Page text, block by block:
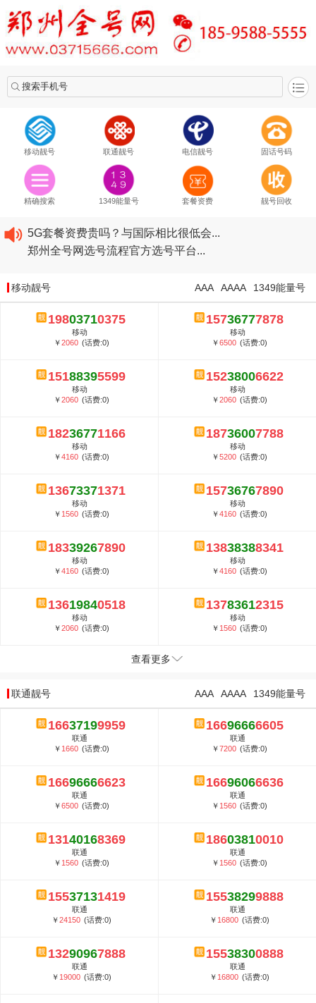
搜索手机号
移动靓号 联通靓号 电信靓号 固话号码
精确搜索 1349能量号 套餐资费 靓号回收
2020​移动最新套餐资费...
2020​联通最新套餐资费...
5G套餐资费贵吗？与国际相比很低会...
郑州全号网选号流程官方选号平台...
2020​联通最新套餐资费...
2020​电信最新套餐资费...
5G套餐资费贵吗？与国际相比很低会...
郑州全号网选号流程官方选号平台...
移动靓号 1349能量号
AAAA
AAA
19803710375
移动
￥2060 (话费:0)
15736777878
移动
￥6500 (话费:0)
15188395599
移动
￥2060 (话费:0)
15238006622
移动
￥2060 (话费:0)
18236771166
移动
￥4160 (话费:0)
18736007788
移动
￥5200 (话费:0)
13673371371
移动
￥ 1560 (话费:0)
15736767890
移动
￥4160 (话费:0)
18339267890
移动
￥4160 (话费:0)
13838388341
移动
￥4160 (话费:0)
13619840518
移动
￥2060 (话费:0)
13783612315
移动
￥ 1560 (话费:0)
查看更多
联通靓号 1349能量号
AAAA
AAA
16637199959
联通
￥ 1660 (话费:0)
16696666605
联通
￥7200 (话费:0)
16696666623
联通
￥6500 (话费:0)
16696066636
联通
￥ 1560 (话费:0)
13140168369
联通
￥ 1560 (话费:0)
18603810010
联通
￥ 1560 (话费:0)
15537131419
联通
￥24150 (话费:0)
15538299888
联通
￥ 16800 (话费:0)
13290967888
联通
￥ 19000 (话费:0)
15538300888
联通
￥ 16800 (话费:0)